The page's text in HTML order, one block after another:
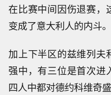
在比赛中间因伤退赛，
变成了意大利人的内斗。
加上下半区的兹维列夫
强中，有三位是首次进
四人中都对德约科维奇盛